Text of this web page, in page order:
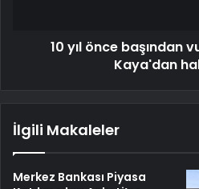
10 yıl önce başından
Kaya'dan
İlgili Makaleler
Merkez Bankası Piyasa